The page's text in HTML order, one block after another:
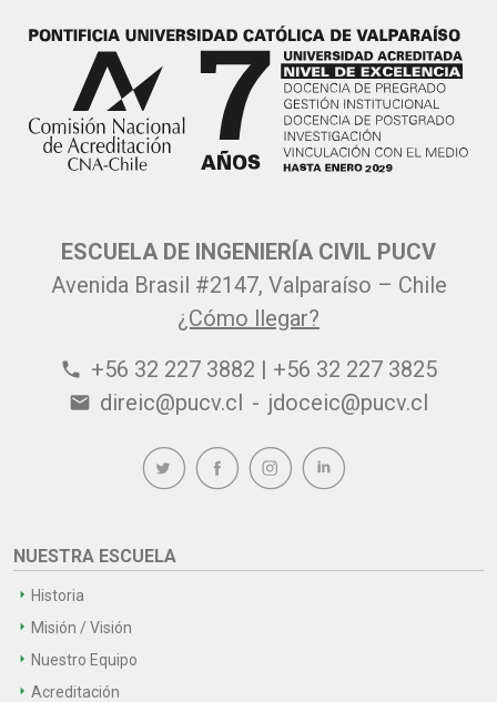
ESCUELA DE INGENIERÍA CIVIL PUCV
Avenida Brasil #2147, Valparaíso – Chile
¿Cómo llegar?
phone +56 32 227 3882 | +56 32 227 3825
email direic@pucv.cl - jdoceic@pucv.cl
NUESTRA ESCUELA
Historia
Misión / Visión
Nuestro Equipo
Acreditación